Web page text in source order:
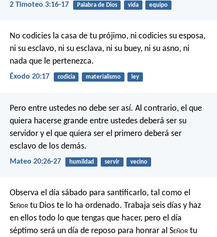
2 Timoteo 3:16-17 Palabra de Dios vida equipo
No codicies la casa de tu prójimo, ni codicies su esposa,
ni su esclavo, ni su esclava, ni su buey, ni su asno, ni
nada que le pertenezca.
Éxodo 20:17 codicia materialismo ley
Pero entre ustedes no debe ser así. Al contrario, el que
quiera hacerse grande entre ustedes deberá ser su
servidor y el que quiera ser el primero deberá ser
esclavo de los demás.
Mateo 20:26-27 humildad servir vecino
Observa el día sábado para santificarlo, tal como el
Señor tu Dios te lo ha ordenado. Trabaja seis días y haz
en ellos todo lo que tengas que hacer, pero el día
séptimo será un día de reposo para honrar al Señor tu